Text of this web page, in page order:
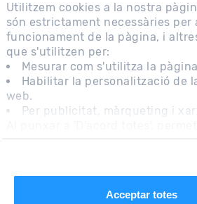
Utilitzem cookies a la nostra
són estrictament necessàries per
funcionament de la pàgina, i
que s'utilitzen per:
Mesurar com s'utilitza la
Habilitar la personalització de
web.
Per publicitat, màrqueting i
instal·lació de les cookies. Si
Acceptar totes
CONTACTE
PREGUNTES FREQÜENTS